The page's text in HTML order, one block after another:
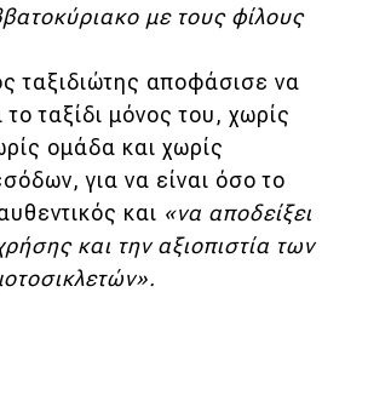
με τους φίλους
ταξιδιώτης αποφάσισε να
ταξίδι μόνος του, χωρίς
ομάδα και χωρίς
για να είναι όσο το
και «να αποδείξει
και την αξιοπιστία των